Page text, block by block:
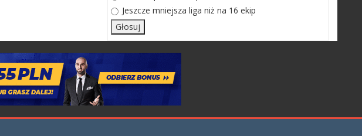
Jeszcze mniejsza liga niż na 16 ekip